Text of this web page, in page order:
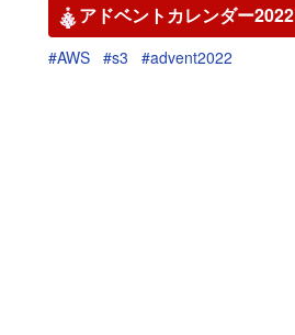
アドベントカレンダー2022
#AWS #s3 #advent2022